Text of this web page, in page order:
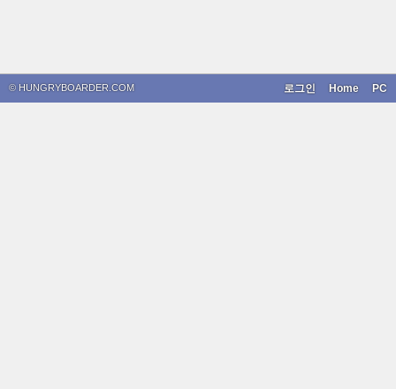
© HUNGRYBOARDER.COM PC
Home
로그인